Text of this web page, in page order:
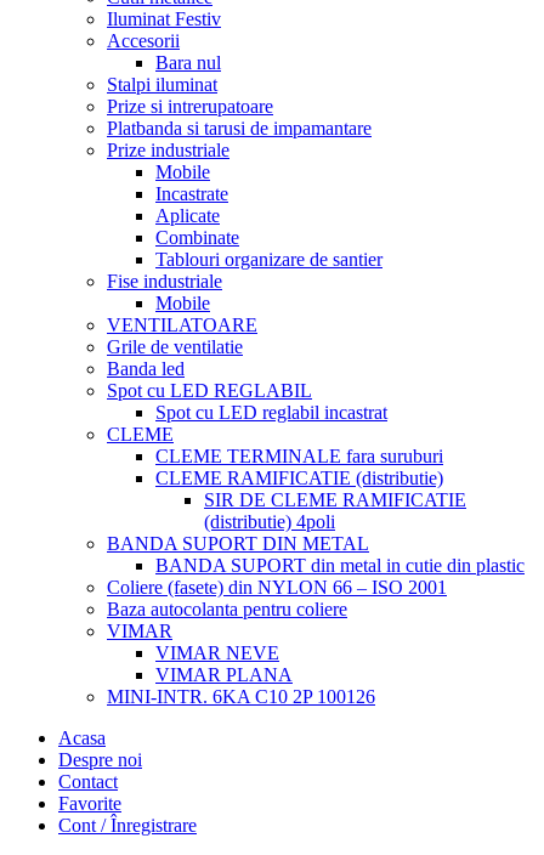
Iluminat Festiv
Accesorii
Bara nul
Stalpi iluminat
Prize si intrerupatoare
Platbanda si tarusi de impamantare
Prize industriale
Mobile
Incastrate
Aplicate
Combinate
Tablouri organizare de santier
Fise industriale
Mobile
VENTILATOARE
Grile de ventilatie
Banda led
Spot cu LED REGLABIL
Spot cu LED reglabil incastrat
CLEME
CLEME TERMINALE fara suruburi
CLEME RAMIFICATIE (distributie)
SIR DE CLEME RAMIFICATIE
(distributie) 4poli
BANDA SUPORT DIN METAL
BANDA SUPORT din metal in cutie din plastic
Coliere (fasete) din NYLON 66 – ISO 2001
Baza autocolanta pentru coliere
VIMAR
VIMAR NEVE
VIMAR PLANA
MINI-INTR. 6KA C10 2P 100126
Acasa
Despre noi
Contact
Favorite
Cont / Înregistrare